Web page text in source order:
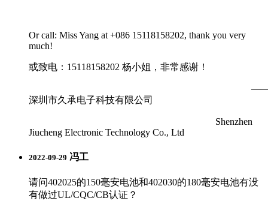
Or call: Miss Yang at +086 15118158202, thank you very
much!
或致电：15118158202 杨小姐，非常感谢！
深圳市久承电子科技有限公司
Shenzhen
Jiucheng Electronic Technology Co., Ltd
2022-09-29 冯工
请问402025的150毫安电池和402030的180毫安电池有没
有做过UL/CQC/CB认证？